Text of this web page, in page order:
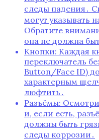
следы падения․
могут указывать
Обратите
она не должна
Кнопки: Каждая
переключатель
Button/Face ID)
характерным
люфтить․
Разъёмы:
и, если есть,
должны быть
следы коррозии․